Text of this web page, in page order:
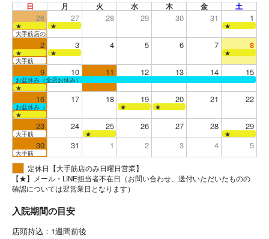
日 月 火 水 木 金 土
26 27 28 29 30 31 1
★ ★
★
大手筋店のみ営業
2 3 4 5 6 7 8
★ ★
★
大手筋
9 10 11 12 13 14 15
お盆休み（全店お休み）
★
16 17 18 19 20 21 22
お盆休み（全店お休み） ★
★
★
23 24 25 26 27 28 29
大手筋 ★ ★
30 31 1 2 3 4 5
大手筋
定休日【大手筋店のみ日曜日営業】
【★】メール・LINE担当者不在日（お問い合わせ、送付いただいたものの
確認については翌営業日となります）
入院期間の目安
店頭持込：1週間前後